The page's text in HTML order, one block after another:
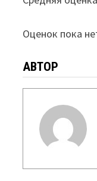
Оценок пока
АВТОР